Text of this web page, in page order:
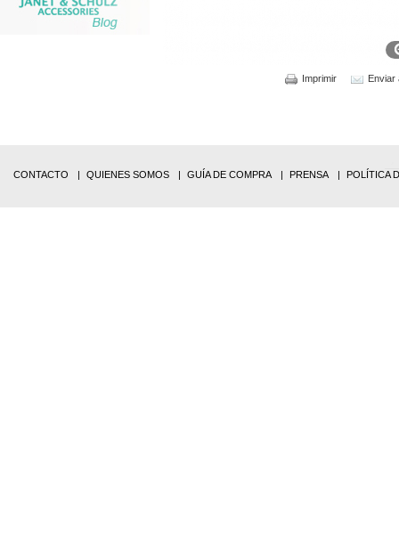
Enviar
Imprimir
CONTACTO QUIENES SOMOS GUÍA DE COMPRA PRENSA POLÍTICA